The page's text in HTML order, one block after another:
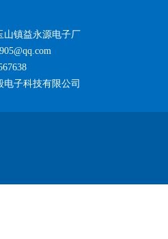
山镇益永源电子厂
子科技有限公司